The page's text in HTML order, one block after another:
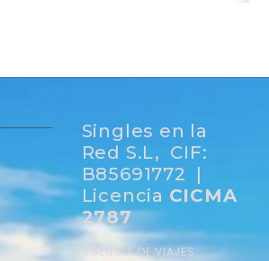
Singles en la
Red S.L, CIF:
B85691772 |
Licencia CICMA
2787
AGENCIA DE VIAJES